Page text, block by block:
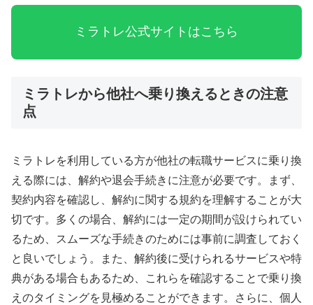
ミラトレ公式サイトはこちら
ミラトレから他社へ乗り換えるときの注意
点
ミラトレを利用している方が他社の転職サービスに乗り換
える際には、解約や退会手続きに注意が必要です。まず、
契約内容を確認し、解約に関する規約を理解することが大
切です。多くの場合、解約には一定の期間が設けられてい
るため、スムーズな手続きのためには事前に調査しておく
と良いでしょう。また、解約後に受けられるサービスや特
典がある場合もあるため、これらを確認することで乗り換
えのタイミングを見極めることができます。さらに、個人